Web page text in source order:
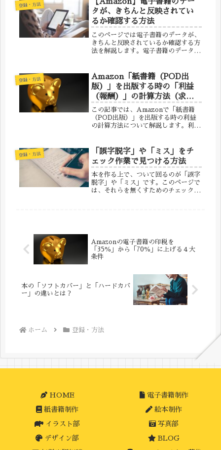
て、データをお送りください。...
登録・方法
【Amazon】電子書籍のデー
タが、きちんと反映されてい
るか確認する方法
このページでは電子書籍のデータが、
きちんと反映されているか確認する方
法を解説します。電子書籍のデータを
します。起動には時間がかなりかかる
ことがあるため、気長に待ちましょ...
登録・方法
Amazon「紙書籍（POD出
版）」を出版する時の「利益
（報酬）」の計算方法（求め
方）
この記事では、Amazonで「紙書籍
（POD出版）」を出版する時の利益
の計算方法について解説します。利益
か？・販売価格は何円か？の３つで
す。紙書籍のサイズを決めよう！紙書
籍...
登録・方法
「誤字脱字」や「ミス」をチ
ェック作業で見つける方法
本を作る上で、ついて回るのが「誤字
脱字」や「ミス」です。このページで
は、それらを無くすためのチェック方
Amazonの電子書籍の印税を
「35％」から「70％」に上げる４大
条件
本の「ソフトカバー」と「ハードカバ
ー」の違いとは？
ホーム 登録・方法
HOME 電子書籍制作
紙書籍制作 絵本制作
イラスト部 写真部
デザイン部 BLOG